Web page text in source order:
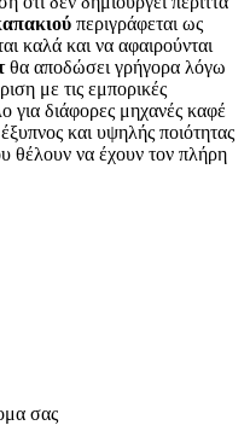
περιγράφεται ως
καλά και να αφαιρούνται
θα αποδώσει γρήγορα λόγω
με τις εμπορικές
για διάφορες μηχανές καφέ
και υψηλής ποιότητας
θέλουν να έχουν τον πλήρη
σας